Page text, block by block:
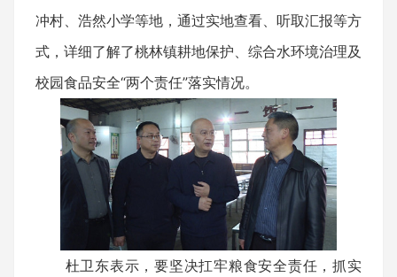
冲村、浩然小学等地，通过实地查看、听取汇报等方
式，详细了解了桃林镇耕地保护、综合水环境治理及
校园食品安全“两个责任”落实情况。
杜卫东表示，要坚决扛牢粮食安全责任，抓实